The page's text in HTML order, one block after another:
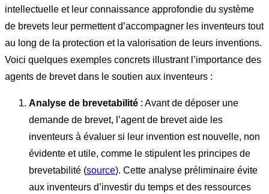
intellectuelle et leur connaissance approfondie du système
de brevets leur permettent d’accompagner les inventeurs tout
au long de la protection et la valorisation de leurs inventions.
Voici quelques exemples concrets illustrant l’importance des
agents de brevet dans le soutien aux inventeurs :
Analyse de brevetabilité : Avant de déposer une
demande de brevet, l’agent de brevet aide les
inventeurs à évaluer si leur invention est nouvelle, non
évidente et utile, comme le stipulent les principes de
brevetabilité (source). Cette analyse préliminaire évite
aux inventeurs d’investir du temps et des ressources